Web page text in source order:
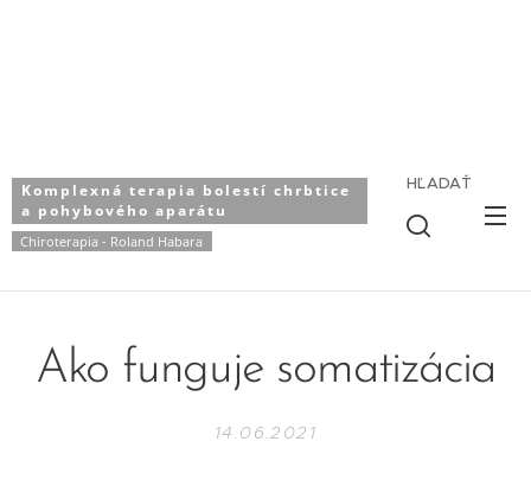
Komplexná terapia bolestí chrbtice
a pohybového aparátu
Chiroterapia - Roland Habara
HĽADAŤ
Ako funguje somatizácia
14.06.2021